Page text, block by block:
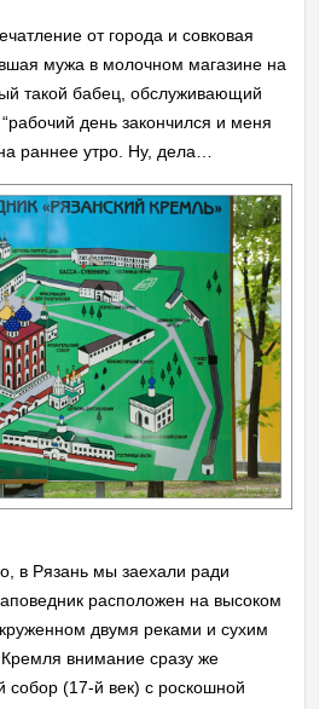
от города и совковая
мужа в молочном магазине на
такой бабец, обслуживающий
день закончился и меня
раннее утро. Ну, дела…
в Рязань мы заехали ради
расположен на высоком
двумя реками и сухим
внимание сразу же
собор (17-й век) с роскошной